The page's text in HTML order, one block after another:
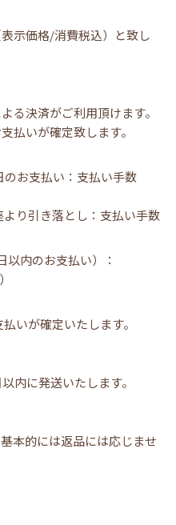
示価格/消費税込）と致し
る決済がご利用頂けます。
払いが確定致します。
のお支払い：支払い手数
より引き落とし：支払い手数
内のお支払い）：
いが確定いたします。
内に発送いたします。
本的には返品には応じませ